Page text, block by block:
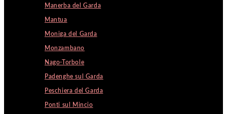
Manerba del Garda
Mantua
Moniga del Garda
Monzambano
Nago-Torbole
Padenghe sul Garda
Peschiera del Garda
Ponti sul Mincio